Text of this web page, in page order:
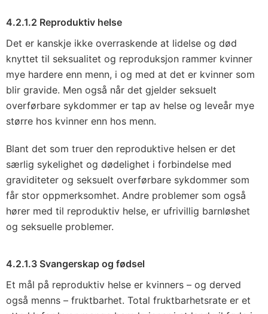
4.2.1.2 Reproduktiv helse
Det er kanskje ikke overraskende at lidelse og død
knyttet til seksualitet og reproduksjon rammer kvinner
mye hardere enn menn, i og med at det er kvinner som
blir gravide. Men også når det gjelder seksuelt
overførbare sykdommer er tap av helse og leveår mye
større hos kvinner enn hos menn.
Blant det som truer den reproduktive helsen er det
særlig sykelighet og dødelighet i forbindelse med
graviditeter og seksuelt overførbare sykdommer som
får stor oppmerksomhet. Andre problemer som også
hører med til reproduktiv helse, er ufrivillig barnløshet
og seksuelle problemer.
4.2.1.3 Svangerskap og fødsel
Et mål på reproduktiv helse er kvinners – og derved
også menns – fruktbarhet. Total fruktbarhetsrate er et